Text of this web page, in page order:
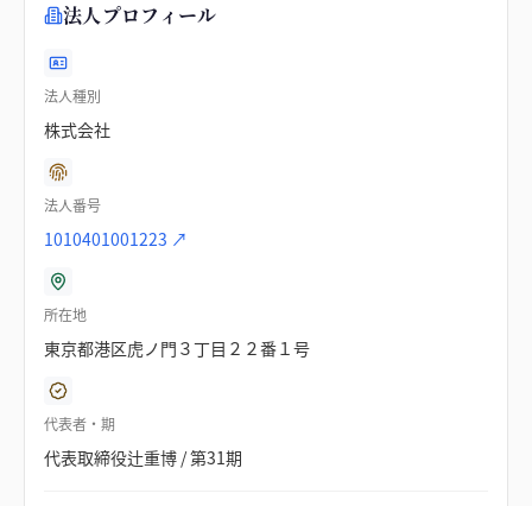
法人プロフィール
法人種別
株式会社
法人番号
1010401001223 ↗
所在地
東京都港区虎ノ門３丁目２２番１号
代表者・期
代表取締役辻重博 / 第31期